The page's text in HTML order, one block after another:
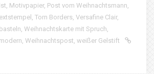
, Motivpapier, Post vom Weihnachtsmann,
, Torn Borders, Versafine Clair,
, Weihnachtskarte mit Spruch,
, Weihnachtspost, weißer Gelstift